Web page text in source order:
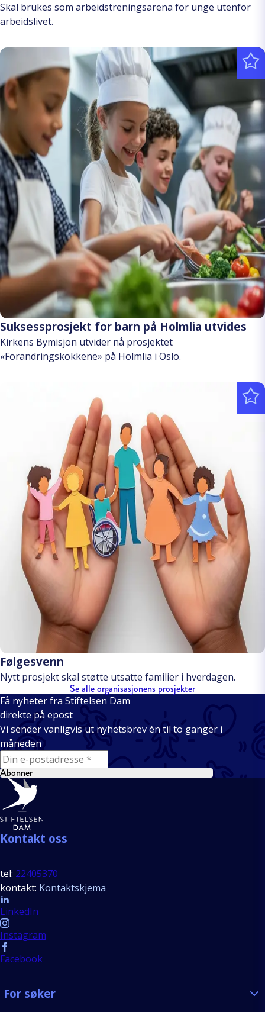
Skal brukes som arbeidstreningsarena for unge utenfor
arbeidslivet.
Suksessprosjekt for barn på Holmlia utvides
Kirkens Bymisjon utvider nå prosjektet
«Forandringskokkene» på Holmlia i Oslo.
Følgesvenn
Nytt prosjekt skal støtte utsatte familier i hverdagen.
Se alle organisasjonens prosjekter
Få nyheter fra Stiftelsen Dam
direkte på epost
Vi sender vanligvis ut nyhetsbrev én til to ganger i
måneden
E-mail
Abonner
Bunntekst
Kontakt oss
tel: 22405370
kontakt: Kontaktskjema
Follow us
LinkedIn
Instagram
Facebook
For søker